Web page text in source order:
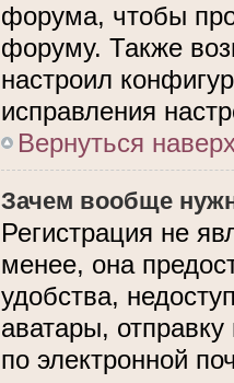
форума, чтобы
форуму. Также
настроил
исправления
Вернуться
Зачем вообще
Регистрация не
менее, она
удобства,
аватары,
по электронной